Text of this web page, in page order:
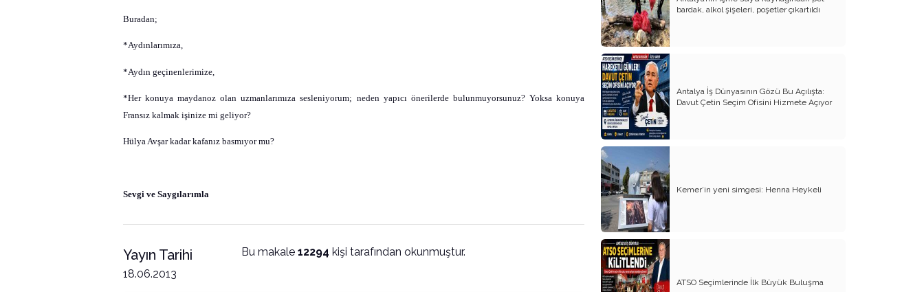
Buradan;
*Aydınlarımıza,
*Aydın geçinenlerimize,
*Her konuya maydanoz olan uzmanlarımıza sesleniyorum; neden yapıcı önerilerde bulunmuyorsunuz? Yoksa konuya
Fransız kalmak işinize mi geliyor?
Hülya Avşar kadar kafanız basmıyor mu?
Sevgi ve Saygılarımla
Yayın Tarihi
18.06.2013
Bu makale 12294 kişi tarafından okunmuştur.
Avm’ler Sinek Avlıyor
Hangi Gazetecilerin Günü?
Çok Para, Çok Bela
Geçen Yıldan Akılda Kalanlar
Yeni Yıl Duam
Çağımızın Hastalığı Madde Bağımlılığı
Yürek Burkan İsyanlarım
Organ Nakli ve Bağışı Hakkında
Görüşlerim
Suyumuz Isınıyor Haberiniz Olsun!!
Sözde Kadın Hakları Günü
Engellilerimize Engel Olmayalım
bardak, alkol şişeleri, poşetler çıkartıldı
Antalya İş Dünyasının Gözü Bu Açılışta:
Davut Çetin Seçim Ofisini Hizmete Açıyor
Kemer’in yeni simgesi: Henna Heykeli
ATSO Seçimlerinde İlk Büyük Buluşma